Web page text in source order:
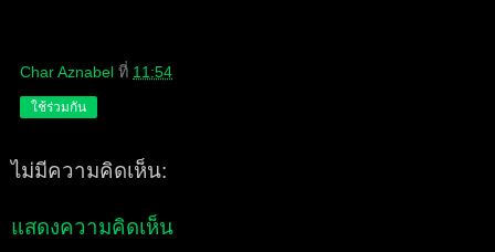
Char Aznabel ที่ 11:54
ใช้ร่วมกัน
ไม่มีความคิดเห็น:
แสดงความคิดเห็น